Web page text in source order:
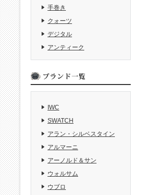
手巻き
クォーツ
デジタル
アンティーク
IWC
SWATCH
アラン・シルベスタイン
アルマーニ
アーノルド＆サン
ウォルサム
ウブロ